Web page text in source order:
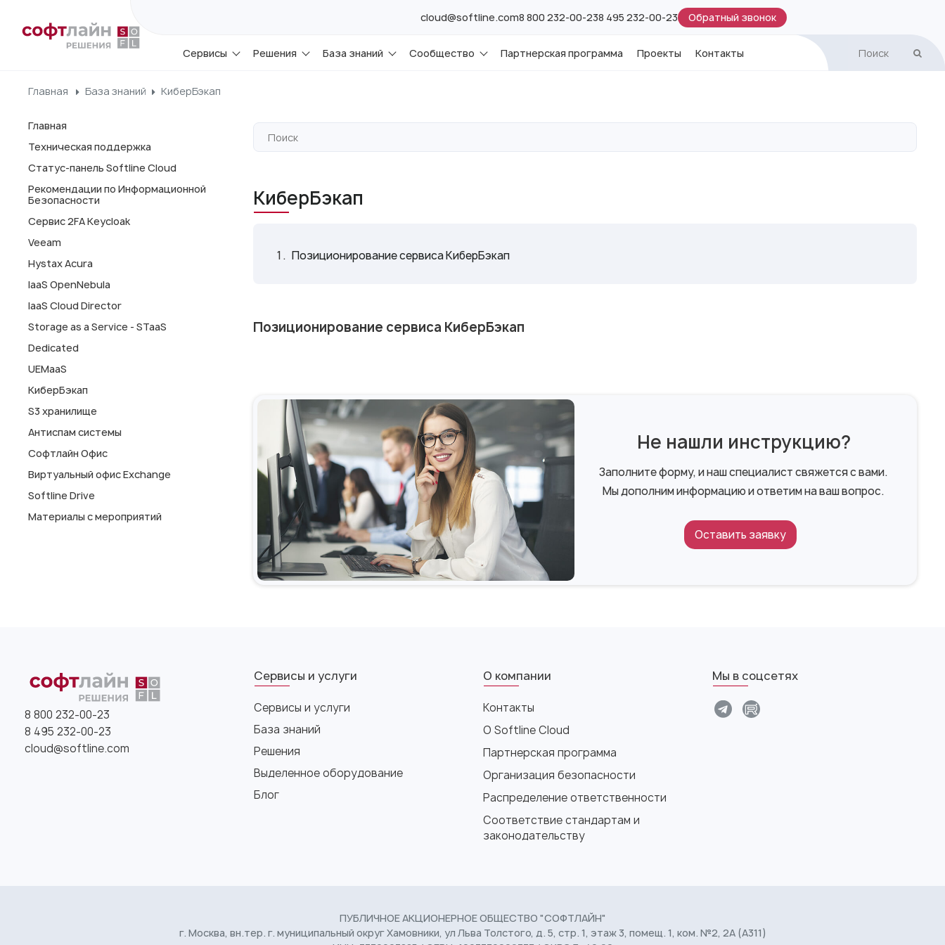
cloud@softline.com8 800 232-00-238 495 232-00-23 Обратный звонок
Сервисы Решения База знаний Сообщество Партнерская программа Проекты Контакты
Главная База знаний КиберБэкап
Главная
Техническая поддержка
Статус-панель Softline Cloud
Рекомендации по Информационной
Безопасности
Сервис 2FA Keycloak
Veeam
Hystax Acura
IaaS OpenNebula
IaaS Cloud Director
Storage as a Service - STaaS
Dedicated
UEMaaS
КиберБэкап
S3 хранилище
Антиспам системы
Софтлайн Офис
Виртуальный офис Exchange
Softline Drive
Материалы с мероприятий
КиберБэкап
Позиционирование сервиса КиберБэкап
Позиционирование сервиса КиберБэкап
Не нашли инструкцию?
Заполните форму, и наш специалист свяжется с вами.
Мы дополним информацию и ответим на ваш вопрос.
Оставить заявку
8 800 232-00-23
8 495 232-00-23
cloud@softline.com
Сервисы и услуги
Сервисы и услуги
База знаний
Решения
Выделенное оборудование
Блог
О компании
Контакты
О Softline Cloud
Партнерская программа
Организация безопасности
Распределение ответственности
Соответствие стандартам и
законодательству
Мы в соцсетях
ПУБЛИЧНОЕ АКЦИОНЕРНОЕ ОБЩЕСТВО "СОФТЛАЙН"
г. Москва, вн.тер. г. муниципальный округ Хамовники, ул Льва Толстого, д. 5, стр. 1, этаж 3, помещ. 1, ком. №2, 2А (А311)